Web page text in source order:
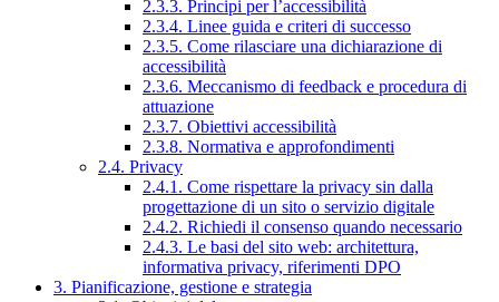
2.3.3. Principi per l’accessibilità
2.3.4. Linee guida e criteri di successo
2.3.5. Come rilasciare una dichiarazione di
accessibilità
2.3.6. Meccanismo di feedback e procedura di
attuazione
2.3.7. Obiettivi accessibilità
2.3.8. Normativa e approfondimenti
2.4. Privacy
2.4.1. Come rispettare la privacy sin dalla
progettazione di un sito o servizio digitale
2.4.2. Richiedi il consenso quando necessario
2.4.3. Le basi del sito web: architettura,
informativa privacy, riferimenti DPO
3. Pianificazione, gestione e strategia